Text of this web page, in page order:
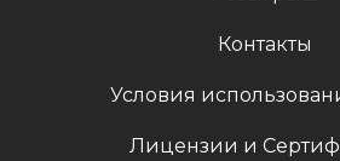
Контакты
Условия
Лицензии и